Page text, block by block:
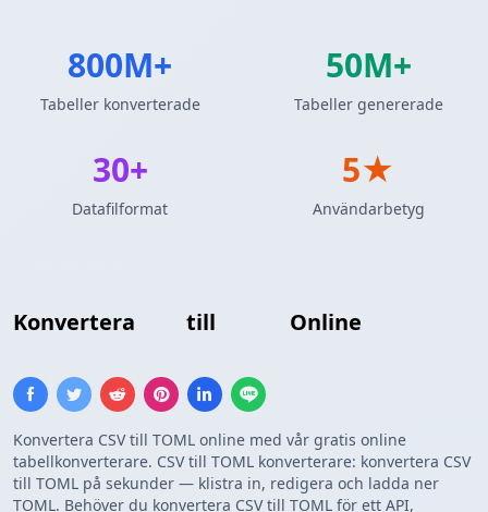
Konvertera till Online
Konvertera CSV till TOML online med vår gratis online
tabellkonverterare. CSV till TOML konverterare: konvertera CSV
till TOML på sekunder — klistra in, redigera och ladda ner
TOML. Behöver du konvertera CSV till TOML för ett API,
800M+
Tabeller konverterade
50M+
Tabeller genererade
30+
Datafilformat
5★
Användarbetyg